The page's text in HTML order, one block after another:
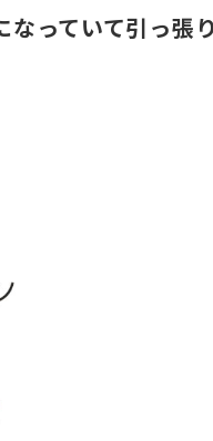
なっていて引っ張